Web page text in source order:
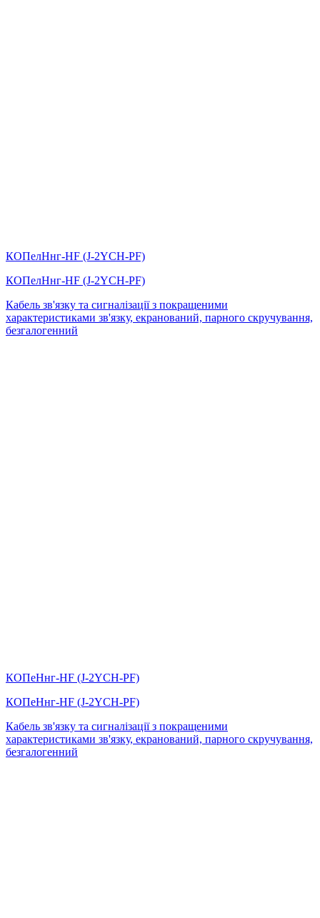
КОПелНнг-HF (J-2YСH-PF)
КОПелНнг-HF (J-2YСH-PF)
Кабель зв'язку та сигналізації з покращеними
характеристиками зв'язку, екранований, парного скручування,
безгалогенний
КОПеНнг-HF (J-2YСH-PF)
КОПеНнг-HF (J-2YСH-PF)
Кабель зв'язку та сигналізації з покращеними
характеристиками зв'язку, екранований, парного скручування,
безгалогенний